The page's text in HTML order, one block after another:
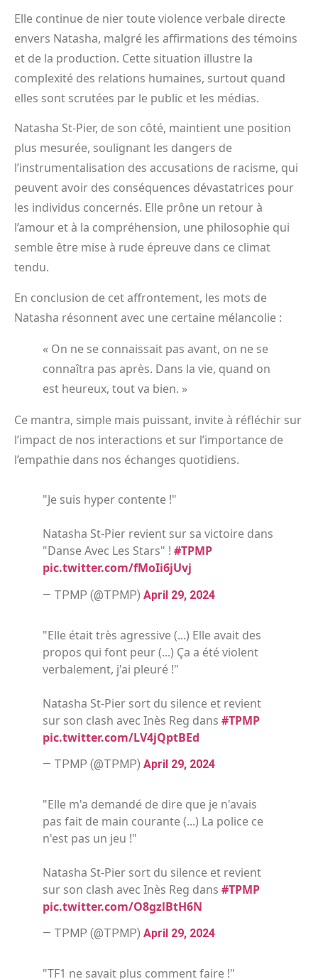
Elle continue de nier toute violence verbale directe
envers Natasha, malgré les affirmations des témoins
et de la production. Cette situation illustre la
complexité des relations humaines, surtout quand
elles sont scrutées par le public et les médias.
Natasha St-Pier, de son côté, maintient une position
plus mesurée, soulignant les dangers de
l’instrumentalisation des accusations de racisme, qui
peuvent avoir des conséquences dévastatrices pour
les individus concernés. Elle prône un retour à
l’amour et à la compréhension, une philosophie qui
semble être mise à rude épreuve dans ce climat
tendu.
En conclusion de cet affrontement, les mots de
Natasha résonnent avec une certaine mélancolie :
« On ne se connaissait pas avant, on ne se
connaîtra pas après. Dans la vie, quand on
est heureux, tout va bien. »
Ce mantra, simple mais puissant, invite à réfléchir sur
l’impact de nos interactions et sur l’importance de
l’empathie dans nos échanges quotidiens.
"Je suis hyper contente !"
Natasha St-Pier revient sur sa victoire dans
"Danse Avec Les Stars" ! #TPMP
pic.twitter.com/fMoIi6jUvj
— TPMP (@TPMP) April 29, 2024
"Elle était très agressive (...) Elle avait des
propos qui font peur (...) Ça a été violent
verbalement, j'ai pleuré !"
Natasha St-Pier sort du silence et revient
sur son clash avec Inès Reg dans #TPMP
pic.twitter.com/LV4jQptBEd
— TPMP (@TPMP) April 29, 2024
"Elle m'a demandé de dire que je n'avais
pas fait de main courante (...) La police ce
n'est pas un jeu !"
Natasha St-Pier sort du silence et revient
sur son clash avec Inès Reg dans #TPMP
pic.twitter.com/O8gzlBtH6N
— TPMP (@TPMP) April 29, 2024
"TF1 ne savait plus comment faire !"